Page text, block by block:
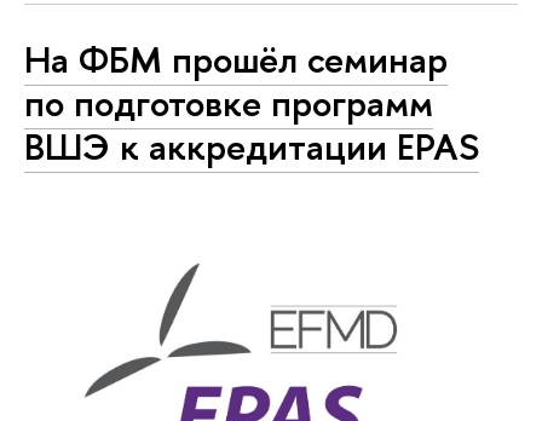
На ФБМ прошёл семинар
по подготовке программ
ВШЭ к аккредитации EPAS